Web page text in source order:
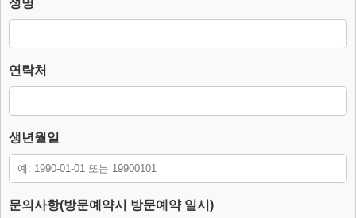
3. 개인정보의 처리 및 보유기간.
단, 다음의 정보에 대해서는 아래의 이유로 명시한 기간 동안 보존합니
다.
– 보존 근거 : 소비자의 불만 또는 분쟁처리에 관한 기록.(전자상거래
등에서의 소비자보호에 관한 법률.)
4. 부동의에 따른 고지사항
용 입력을 할 수 없어 관심고객 등록이 불가능합니다.
성명
연락처
생년월일
문의사항(방문예약시 방문예약 일시)